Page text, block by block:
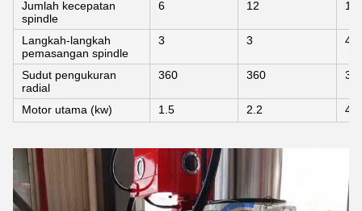
Jumlah kecepatan
spindle
6 12 12
Langkah-langkah
pemasangan spindle
3 3 4
Sudut pengukuran
radial
360 360
Motor utama (kw) 1.5 2.2 4